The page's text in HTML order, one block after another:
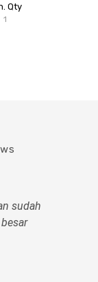
Qty
1
sudah